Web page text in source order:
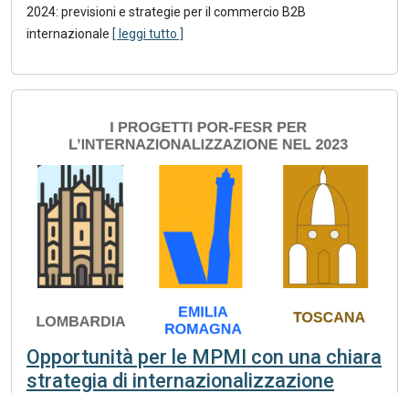
2024: previsioni e strategie per il commercio B2B
internazionale [ leggi tutto ]
Opportunità per le MPMI con una chiara
strategia di internazionalizzazione